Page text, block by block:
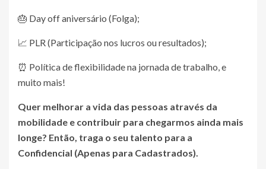
🎂 Day off aniversário (Folga);
📈 PLR (Participação nos lucros ou resultados);
⏰ Política de flexibilidade na jornada de trabalho, e
muito mais!
Quer melhorar a vida das pessoas através da
mobilidade e contribuir para chegarmos ainda mais
longe? Então, traga o seu talento para a
Confidencial (Apenas para Cadastrados).